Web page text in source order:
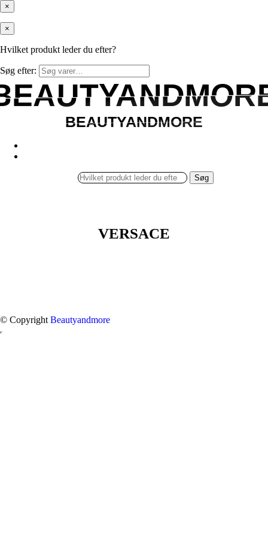
×
×
Hvilket produkt leder du efter?
Søg efter:
BEAUTYANDMORE
BEAUTYANDMORE
Søg
VERSACE
© Copyright Beautyandmore